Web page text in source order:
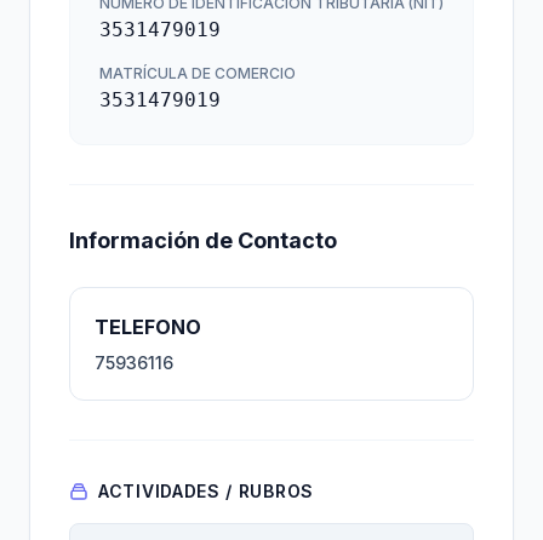
3531479019
MATRÍCULA DE COMERCIO
3531479019
Información de Contacto
TELEFONO
75936116
ACTIVIDADES / RUBROS